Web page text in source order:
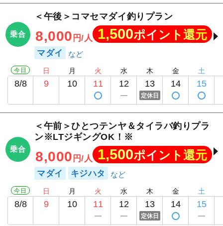
乗合
＜午後＞コマセマダイ釣りプラン
8,000 円/人 1,500ポイント還元
マダイ
今日
8/8
日
9
月
10
火
11
水
12
木
13
定休日
金
14
土
15
乗合
＜午前＞ひとつテンヤ＆タイラバ釣りプラ
ン※LTジギングOK！※
8,000 円/人 1,500ポイント還元
マダイ キジハタ
今日
8/8
日
9
月
10
火
11
水
12
木
13
定休日
金
14
土
15